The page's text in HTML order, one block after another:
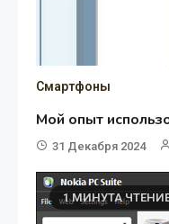
Смартфоны
Мой опыт
31 Декабря 2024
1 МИНУТА